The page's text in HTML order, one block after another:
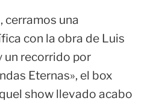
cerramos una
con la obra de Luis
un recorrido por
Eternas», el box
show llevado acabo